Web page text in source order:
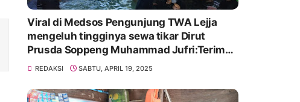
Viral di Medsos Pengunjung TWA Lejja
mengeluh tingginya sewa tikar Dirut
Prusda Soppeng Muhammad Jufri:Terima
kasih bu bantu Promosikan
REDAKSI SABTU, APRIL 19, 2025